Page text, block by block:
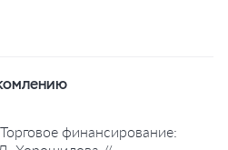
финансирование: